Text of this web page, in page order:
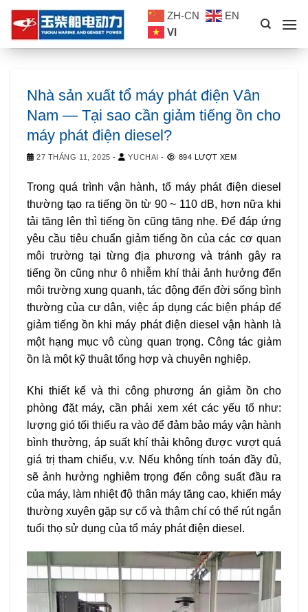
Skip
content
ZH-CN
EN
VI
Nhà sản xuất tổ máy phát điện Vân
Nam — Tại sao cần giảm tiếng ồn cho
máy phát điện diesel?
27 THÁNG 11, 2025 - YUCHAI - 894 LƯỢT XEM
Trong quá trình vận hành, tổ máy phát điện diesel
thường tạo ra tiếng ồn từ 90 ~ 110 dB, hơn nữa khi
tải tăng lên thì tiếng ồn cũng tăng nhẹ. Để đáp ứng
yêu cầu tiêu chuẩn giảm tiếng ồn của các cơ quan
môi trường tại từng địa phương và tránh gây ra
tiếng ồn cũng như ô nhiễm khí thải ảnh hưởng đến
môi trường xung quanh, tác động đến đời sống bình
thường của cư dân, việc áp dụng các biện pháp để
giảm tiếng ồn khi máy phát điện diesel vận hành là
một hạng mục vô cùng quan trọng. Công tác giảm
ồn là một kỹ thuật tổng hợp và chuyên nghiệp.
Khi thiết kế và thi công phương án giảm ồn cho
phòng đặt máy, cần phải xem xét các yếu tố như:
lượng gió tối thiểu ra vào để đảm bảo máy vận hành
bình thường, áp suất khí thải không được vượt quá
giá trị tham chiếu, v.v. Nếu không tính toán đầy đủ,
sẽ ảnh hưởng nghiêm trọng đến công suất đầu ra
của máy, làm nhiệt độ thân máy tăng cao, khiến máy
thường xuyên gặp sự cố và thậm chí có thể rút ngắn
tuổi thọ sử dụng của tổ máy phát điện diesel.